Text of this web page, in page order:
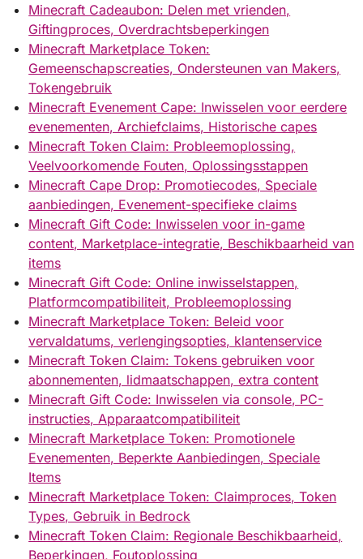
Minecraft Cadeaubon: Delen met vrienden,
Giftingproces, Overdrachtsbeperkingen
Minecraft Marketplace Token:
Gemeenschapscreaties, Ondersteunen van Makers,
Tokengebruik
Minecraft Evenement Cape: Inwisselen voor eerdere
evenementen, Archiefclaims, Historische capes
Minecraft Token Claim: Probleemoplossing,
Veelvoorkomende Fouten, Oplossingsstappen
Minecraft Cape Drop: Promotiecodes, Speciale
aanbiedingen, Evenement-specifieke claims
Minecraft Gift Code: Inwisselen voor in-game
content, Marketplace-integratie, Beschikbaarheid van
items
Minecraft Gift Code: Online inwisselstappen,
Platformcompatibiliteit, Probleemoplossing
Minecraft Marketplace Token: Beleid voor
vervaldatums, verlengingsopties, klantenservice
Minecraft Token Claim: Tokens gebruiken voor
abonnementen, lidmaatschappen, extra content
Minecraft Gift Code: Inwisselen via console, PC-
instructies, Apparaatcompatibiliteit
Minecraft Marketplace Token: Promotionele
Evenementen, Beperkte Aanbiedingen, Speciale
Items
Minecraft Marketplace Token: Claimproces, Token
Types, Gebruik in Bedrock
Minecraft Token Claim: Regionale Beschikbaarheid,
Beperkingen, Foutoplossing